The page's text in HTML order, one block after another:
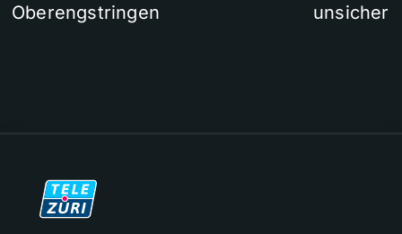
Oberengstringen
unsicher